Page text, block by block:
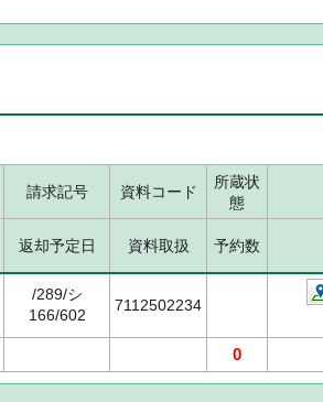
請求記号 資料コード
所蔵状
態
返却予定日 資料取扱 予約数
/289/シ
166/602
7112502234
0